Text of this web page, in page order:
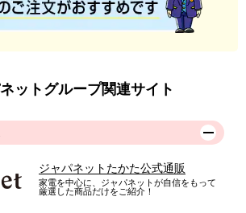
ットグループ関連サイト
ジャパネットたかた公式通販
家電を中心に、ジャパネットが自信をもって
厳選した商品だけをご紹介！